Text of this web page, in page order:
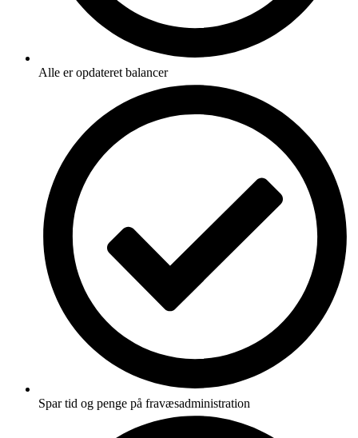
Alle er opdateret balancer
Spar tid og penge på fravæsadministration